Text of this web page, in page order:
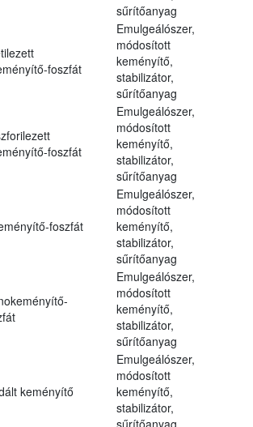
sűrítőanyag
foszfát
Emulgeálószer,
módosított
keményítő,
stabilizátor,
sűrítőanyag
foszfát
Emulgeálószer,
módosított
keményítő,
stabilizátor,
sűrítőanyag
foszfát
Emulgeálószer,
módosított
keményítő,
stabilizátor,
sűrítőanyag
Emulgeálószer,
módosított
keményítő,
stabilizátor,
sűrítőanyag
keményítő
Emulgeálószer,
módosított
keményítő,
stabilizátor,
sűrítőanyag